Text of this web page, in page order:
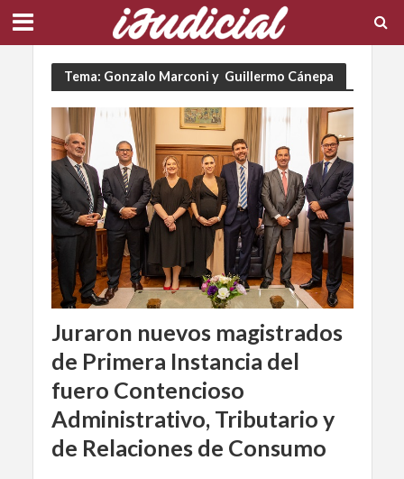
Tema: Gonzalo Marconi y Guillermo Cánepa
Juraron nuevos magistrados
de Primera Instancia del
fuero Contencioso
Administrativo, Tributario y
de Relaciones de Consumo